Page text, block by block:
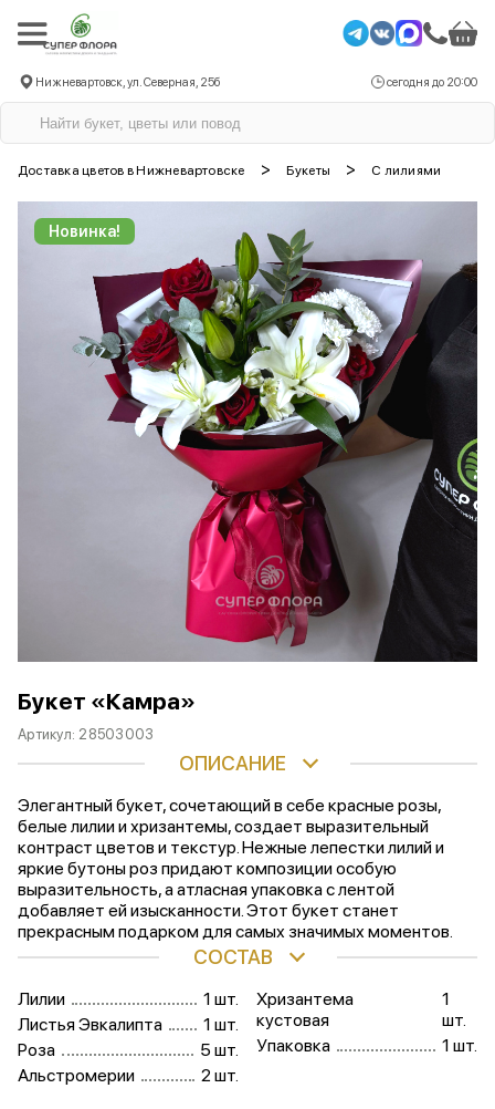
Нижневартовск, ул. Северная, 25б сегодня до 20:00
Доставка цветов в Нижневартовске > Букеты > С лилиями
Новинка!
Букет «Камра»
Артикул: 28503003
ОПИСАНИЕ
Элегантный букет, сочетающий в себе красные розы,
белые лилии и хризантемы, создает выразительный
контраст цветов и текстур. Нежные лепестки лилий и
яркие бутоны роз придают композиции особую
выразительность, а атласная упаковка с лентой
добавляет ей изысканности. Этот букет станет
прекрасным подарком для самых значимых моментов.
СОСТАВ
Лилии
1 шт.
Листья Эвкалипта
1 шт.
Роза
5 шт.
Альстромерии
2 шт.
Хризантема
кустовая
1
шт.
Упаковка
1 шт.